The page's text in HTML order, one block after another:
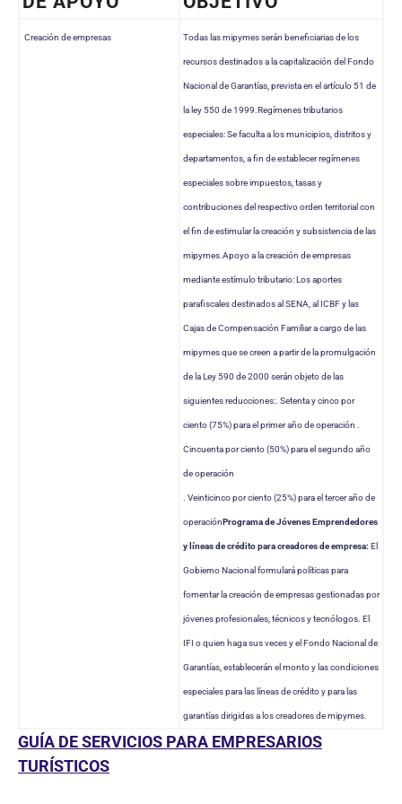
Creación de empresas Todas las mipymes serán beneficiarias de los
recursos destinados a la capitalización del Fondo
Nacional de Garantías, prevista en el artículo 51 de
la ley 550 de 1999.Regímenes tributarios
especiales: Se faculta a los municipios, distritos y
departamentos, a fin de establecer regímenes
especiales sobre impuestos, tasas y
contribuciones del respectivo orden territorial con
el fin de estimular la creación y subsistencia de las
mipymes.Apoyo a la creación de empresas
mediante estímulo tributario: Los aportes
parafiscales destinados al SENA, al ICBF y las
Cajas de Compensación Familiar a cargo de las
mipymes que se creen a partir de la promulgación
de la Ley 590 de 2000 serán objeto de las
siguientes reducciones:. Setenta y cinco por
ciento (75%) para el primer año de operación
Cincuenta por ciento (50%) para el segundo año
de operación
. Veinticinco por ciento (25%) para el tercer año de
operaciónPrograma de Jóvenes Emprendedores
y líneas de crédito para creadores de empresa: El
Gobierno Nacional formulará políticas para
fomentar la creación de empresas gestionadas por
jóvenes profesionales, técnicos y tecnólogos. El
IFI o quien haga sus veces y el Fondo Nacional de
Garantías, establecerán el monto y las condiciones
especiales para las líneas de crédito y para las
garantías dirigidas a los creadores de mipymes.
GUÍA DE SERVICIOS PARA EMPRESARIOS
TURÍSTICOS